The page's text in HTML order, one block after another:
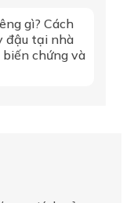
gì? Cách
đậu tại nhà
chứng và